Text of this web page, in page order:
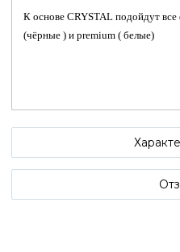
К основе CRYSTAL подойдут
(чёрные ) и premium ( белые)